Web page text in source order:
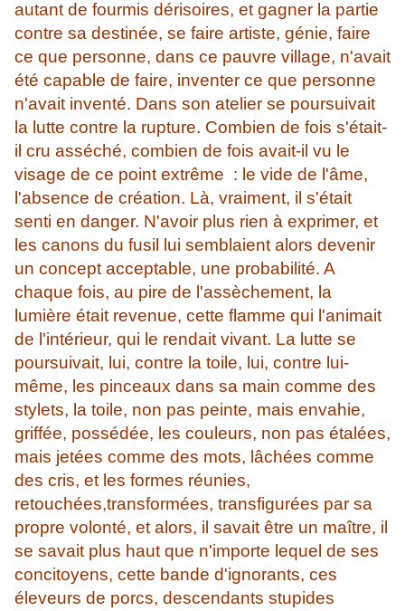
autant de fourmis dérisoires, et gagner la partie
contre sa destinée, se faire artiste, génie, faire
ce que personne, dans ce pauvre village, n'avait
été capable de faire, inventer ce que personne
n'avait inventé. Dans son atelier se poursuivait
la lutte contre la rupture. Combien de fois s'était-
il cru asséché, combien de fois avait-il vu le
visage de ce point extrême : le vide de l'âme,
l'absence de création. Là, vraiment, il s'était
senti en danger. N'avoir plus rien à exprimer, et
les canons du fusil lui semblaient alors devenir
un concept acceptable, une probabilité. A
chaque fois, au pire de l'assèchement, la
lumière était revenue, cette flamme qui l'animait
de l'intérieur, qui le rendait vivant. La lutte se
poursuivait, lui, contre la toile, lui, contre lui-
même, les pinceaux dans sa main comme des
stylets, la toile, non pas peinte, mais envahie,
griffée, possédée, les couleurs, non pas étalées,
mais jetées comme des mots, lâchées comme
des cris, et les formes réunies,
retouchées,transformées, transfigurées par sa
propre volonté, et alors, il savait être un maître, il
se savait plus haut que n'importe lequel de ses
concitoyens, cette bande d'ignorants, ces
éleveurs de porcs, descendants stupides